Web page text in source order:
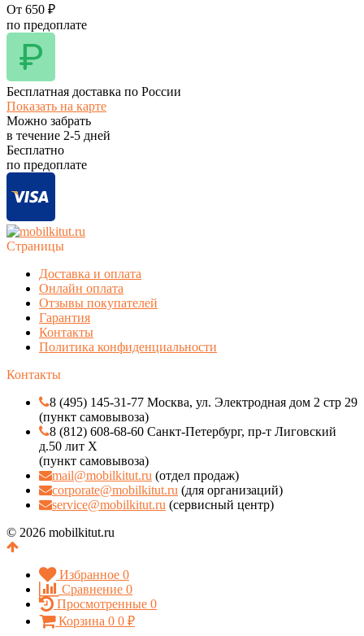
От 650 ₽
по предоплате
Бесплатная доставка по России
Показать на карте
Можно забрать
в течение 2-5 дней
Бесплатно
по предоплате
Страницы
Доставка и оплата
Онлайн оплата
Отзывы покупателей
Гарантия
Контакты
Политика конфиденциальности
Контакты
8 (495) 145-31-77 Москва, ул. Электродная дом 2 стр 29
(пункт самовывоза)
8 (812) 608-68-60 Санкт-Петербург, пр-т Лиговский
д.50 лит Х
(пункт самовывоза)
mail@mobilkitut.ru (отдел продаж)
corporate@mobilkitut.ru (для организаций)
service@mobilkitut.ru (сервисный центр)
© 2026 mobilkitut.ru
Избранное 0
Сравнение 0
Просмотренные 0
Корзина 0 0 ₽